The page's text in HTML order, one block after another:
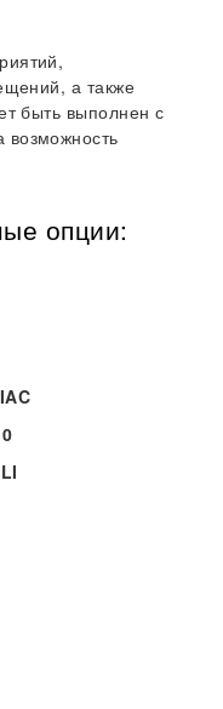
а также
быть выполнен с
опции: